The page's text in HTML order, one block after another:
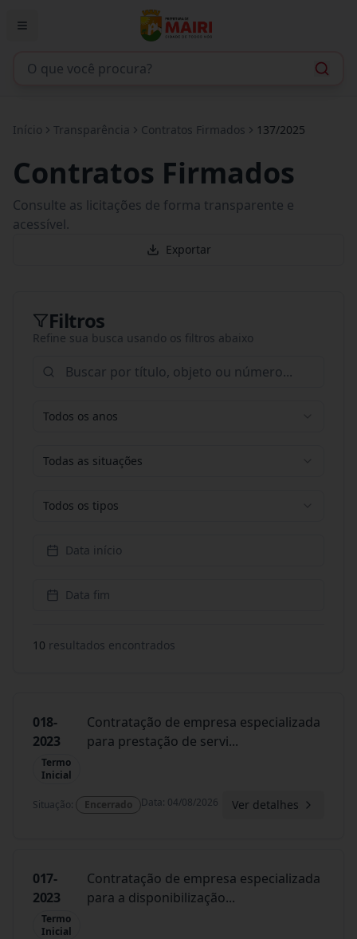
Início Transparência Contratos Firmados 137/2025
Contratos Firmados
Consulte as licitações de forma transparente e
acessível.
Exportar
Filtros
Refine sua busca usando os filtros abaixo
Todos os anos
Todas as situações
Todos os tipos
Data início
Data fim
10 resultados encontrados
018-
2023
Termo
Inicial
Contratação de empresa especializada
para prestação de servi...
Situação: Encerrado Data: 04/08/2026 Ver detalhes
017-
2023
Termo
Inicial
Contratação de empresa especializada
para a disponibilização...